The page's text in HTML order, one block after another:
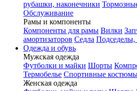
рубашки, наконечники
Обслуживание
Рамы и компоненты
Компоненты для рамы Вилки
амортизаторов Седла
Одежда и обувь
Мужская одежда
Футболки и майки Шорты
Термобелье Спортивные
Женская одежда